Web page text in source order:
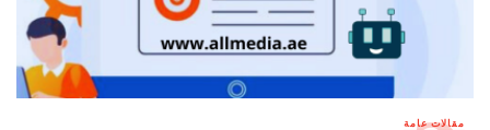
مقالات عامة